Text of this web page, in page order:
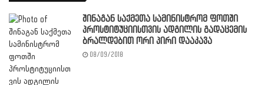
შინაგან საქმეთა სამინისტრომ ფოთში
პროსტიტუციისთვის ადგილის გადაცემის
ბრალდებით ორი პირი დააკავა
08/09/2018